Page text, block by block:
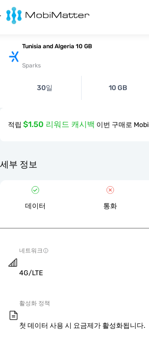
Tunisia and Algeria 10 GB
Sparks
30일 10 GB
적립 $1.50 리워드 캐시백 이번 구매로
세부 정보
데이터 통화
네트워크
4G/LTE
활성화 정책
첫 데이터 사용 시 요금제가 활성화됩니다.